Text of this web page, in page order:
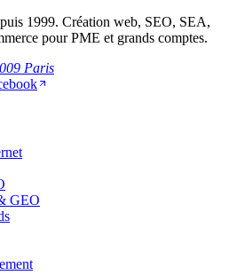
1999. Création web, SEO, SEA,
pour PME et grands comptes.
Paris
GEO